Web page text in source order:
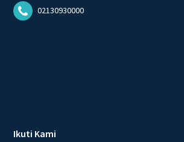
02130930000
Ikuti Kami